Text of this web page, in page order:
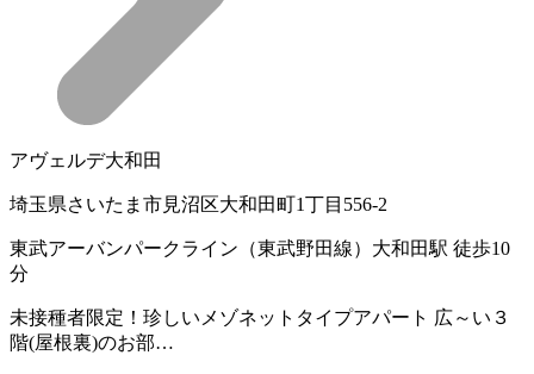
アヴェルデ大和田
埼玉県さいたま市見沼区大和田町1丁目556-2
東武アーバンパークライン（東武野田線）大和田駅 徒歩10
分
未接種者限定！珍しいメゾネットタイプアパート 広～い３
階(屋根裏)のお部…